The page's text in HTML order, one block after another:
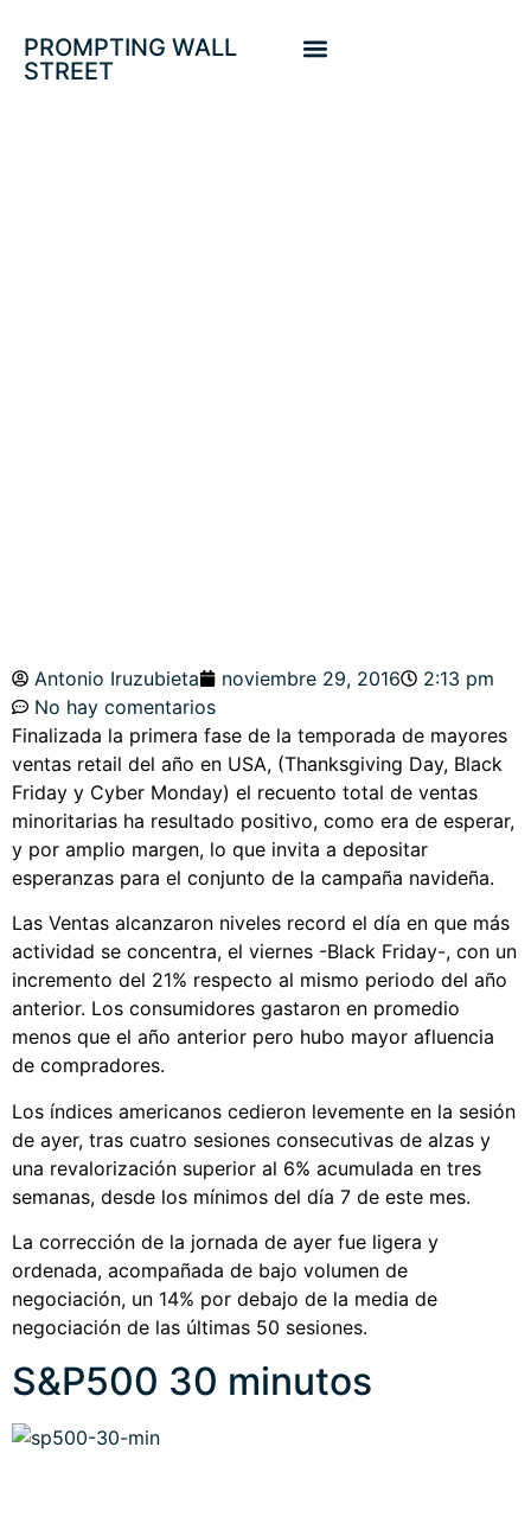
PROMPTING WALL
STREET
Antonio Iruzubieta noviembre 29, 2016
2:13 pm
No hay comentarios
Finalizada la primera fase de la temporada de mayores
ventas retail del año en USA, (Thanksgiving Day, Black
Friday y Cyber Monday) el recuento total de ventas
minoritarias ha resultado positivo, como era de esperar,
y por amplio margen, lo que invita a depositar
esperanzas para el conjunto de la campaña navideña.
Las Ventas alcanzaron niveles record el día en que más
actividad se concentra, el viernes -Black Friday-, con un
incremento del 21% respecto al mismo periodo del año
anterior. Los consumidores gastaron en promedio
menos que el año anterior pero hubo mayor afluencia
de compradores.
Los índices americanos cedieron levemente en la sesión
de ayer, tras cuatro sesiones consecutivas de alzas y
una revalorización superior al 6% acumulada en tres
semanas, desde los mínimos del día 7 de este mes.
La corrección de la jornada de ayer fue ligera y
ordenada, acompañada de bajo volumen de
negociación, un 14% por debajo de la media de
negociación de las últimas 50 sesiones.
S&P500 30 minutos